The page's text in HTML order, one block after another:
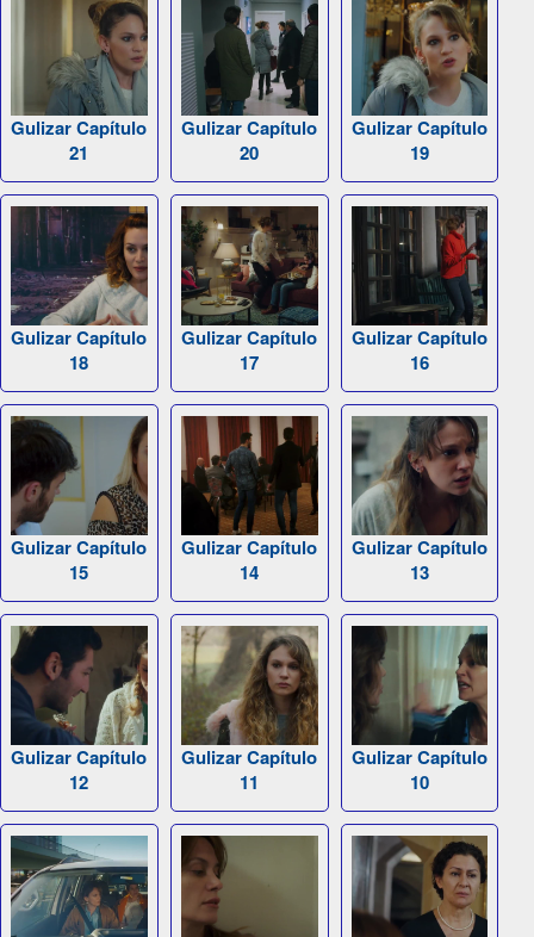
Gulizar Capítulo
21
Gulizar Capítulo
20
Gulizar Capítulo
19
Gulizar Capítulo
18
Gulizar Capítulo
17
Gulizar Capítulo
16
Gulizar Capítulo
15
Gulizar Capítulo
14
Gulizar Capítulo
13
Gulizar Capítulo
12
Gulizar Capítulo
11
Gulizar Capítulo
10